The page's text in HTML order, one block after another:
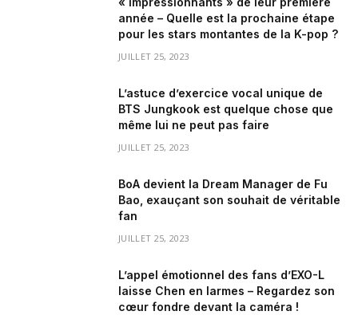
année – Quelle est la prochaine étape
pour les stars montantes de la K-pop ?
JUILLET 25, 2023
L’astuce d’exercice vocal unique de
BTS Jungkook est quelque chose que
même lui ne peut pas faire
JUILLET 25, 2023
BoA devient la Dream Manager de Fu
Bao, exauçant son souhait de véritable
fan
JUILLET 25, 2023
L’appel émotionnel des fans d’EXO-L
laisse Chen en larmes – Regardez son
cœur fondre devant la caméra !